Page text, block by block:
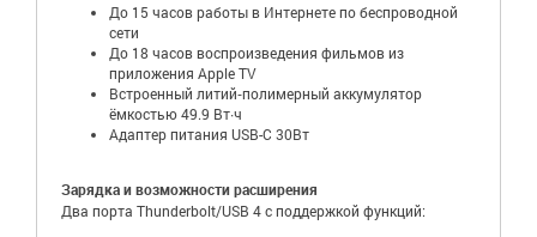
До 15 часов работы в Интернете по беспроводной
сети
До 18 часов воспроизведения фильмов из
приложения Apple TV
Встроенный литий‑полимерный аккумулятор
ёмкостью 49.9 Вт∙ч
Адаптер питания USB-C 30Вт
Зарядка и возможности расширения
Два порта Thunderbolt/USB 4 с поддержкой функций: